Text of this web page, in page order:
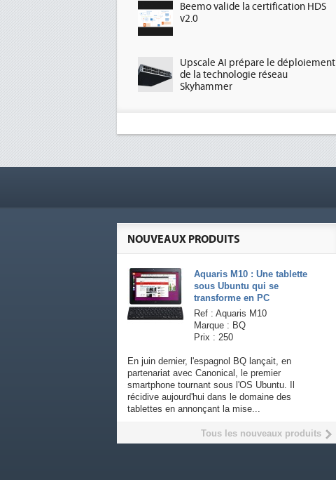
Beemo valide la certification HDS
v2.0
Upscale AI prépare le déploiement
de la technologie réseau
Skyhammer
NOUVEAUX PRODUITS
Aquaris M10 : Une tablette
sous Ubuntu qui se
transforme en PC
Ref : Aquaris M10
Marque : BQ
Prix : 250
En juin dernier, l'espagnol BQ lançait, en
partenariat avec Canonical, le premier
smartphone tournant sous l'OS Ubuntu. Il
récidive aujourd'hui dans le domaine des
tablettes en annonçant la mise...
Tous les nouveaux produits